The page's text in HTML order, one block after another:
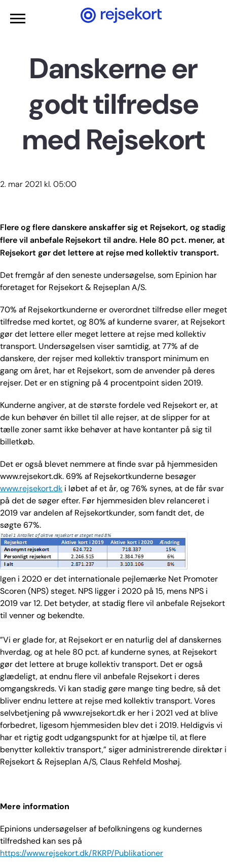
Gå til hovedindhold
Danskerne er
godt tilfredse
med Rejsekort
2. mar 2021 kl. 05:00
Flere og flere danskere anskaffer sig et Rejsekort, og stadig
flere vil anbefale Rejsekort til andre. Hele 80 pct. mener, at
Rejsekort gør det lettere at rejse med kollektiv transport.
Det fremgår af den seneste undersøgelse, som Epinion har
foretaget for Rejsekort & Rejseplan A/S.
70% af Rejsekortkunderne er overordnet tilfredse eller meget
tilfredse med kortet, og 80% af kunderne svarer, at Rejsekort
gør det lettere eller meget lettere at rejse med kollektiv
transport. Undersøgelsen viser samtidig, at 77% af de
danskere, der rejser med kollektiv transport minimum en
gang om året, har et Rejsekort, som de anvender på deres
rejser. Det er en stigning på 4 procentpoint siden 2019.
Kunderne angiver, at de største fordele ved Rejsekort er, at
de kun behøver én billet til alle rejser, at de slipper for at
tælle zoner samt ikke behøver at have kontanter på sig til
billetkøb.
Det er også blevet nemmere at finde svar på hjemmesiden
www.rejsekort.dk. 69% af Rejsekortkunderne besøger
www.rejsekort.dk i løbet af et år, og 76% synes, at de får svar
på det de søger efter. Før hjemmesiden blev relanceret i
2019 var andelen af Rejsekortkunder, som fandt det, de
søgte 67%.
Igen i 2020 er det internationale pejlemærke Net Promoter
Scoren (NPS) steget. NPS ligger i 2020 på 15, mens NPS i
2019 var 12. Det betyder, at stadig flere vil anbefale Rejsekort
til venner og bekendte.
”Vi er glade for, at Rejsekort er en naturlig del af danskernes
hverdag, og at hele 80 pct. af kunderne synes, at Rejsekort
gør det lettere at bruge kollektiv transport. Det er også
glædeligt, at endnu flere vil anbefale Rejsekort i deres
omgangskreds. Vi kan stadig gøre mange ting bedre, så det
bliver endnu lettere at rejse med kollektiv transport. Vores
selvbetjening på www.rejsekort.dk er her i 2021 ved at blive
forbedret, ligesom hjemmesiden blev det i 2019. Heldigvis vi
har et rigtig godt udgangspunkt for at hjælpe til, at flere
benytter kollektiv transport,” siger administrerende direktør i
Rejsekort & Rejseplan A/S, Claus Rehfeld Moshøj.
Mere information
Epinions undersøgelser af befolkningens og kundernes
tilfredshed kan ses på
https://www.rejsekort.dk/RKRP/Publikationer